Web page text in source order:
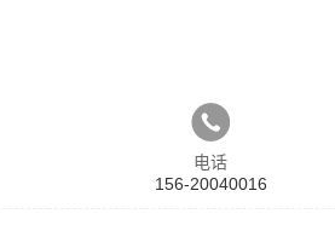
电话
156-20040016